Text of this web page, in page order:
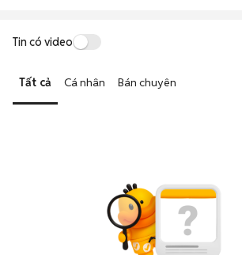
Tin có video
Tất cả Cá nhân Bán chuyên